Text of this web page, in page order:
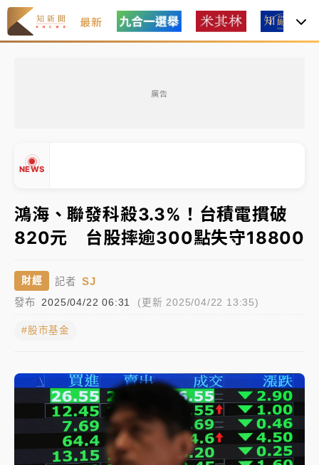
最新
廣告
NEWS
處置制度大變革！ 證交所今起縮短股票「關禁閉」天
才續任就飛美國大學面試 清大校長高為元致歉：機會
到來時引起我的好奇
地午後雷雨
分析｜ 7月營收甫首破單月9000億元下半年續旺指
中租控股7月營收創今年新高 前7月獲利成長6%
獨家｜ 和欣客運總裁逝世！少東涉洗錢遭收押 戴手銬
腳鐐提前奔靈堂畫面曝
鴻海、聯發科殺3.3%！台積電摜破
820元 台股摔逾300點失守18800
財經 記者 SJ
發布 2025/04/22 06:31 (更新 2025/04/22 13:35)
#股市基金